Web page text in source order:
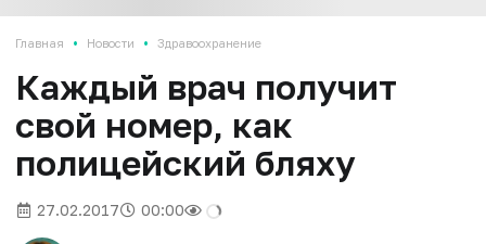
Главная • Новости • Здравоохранение
Каждый врач получит
свой номер, как
полицейский бляху
27.02.2017 00:00